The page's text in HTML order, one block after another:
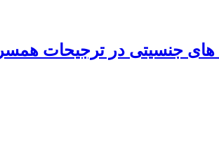
جنسیتی در ترجیحات